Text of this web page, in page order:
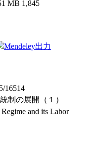
MB 1,845
Mendeley出力
16514
制の展開（１）
and its Labor